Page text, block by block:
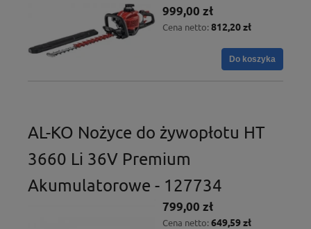
999,00 zł
Cena netto: 812,20 zł
Do koszyka
AL-KO Nożyce do żywopłotu HT
3660 Li 36V Premium
Akumulatorowe - 127734
799,00 zł
Cena netto: 649,59 zł